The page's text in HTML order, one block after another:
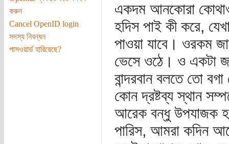
করুন
Cancel OpenID login
সদস্য নিবন্ধন
পাসওয়ার্ড হারিয়েছে?
একদম আনকোরা
হদিস পাই কী করে,
পাওয়া যাবে। ওরকম
ভেসে ওঠে। ও একটা
বান্দরবান বলতে তো
কোন দ্রষ্টব্য স্থান
আরেক বন্ধু উপযাজক
পারিস, আমরা কদিন